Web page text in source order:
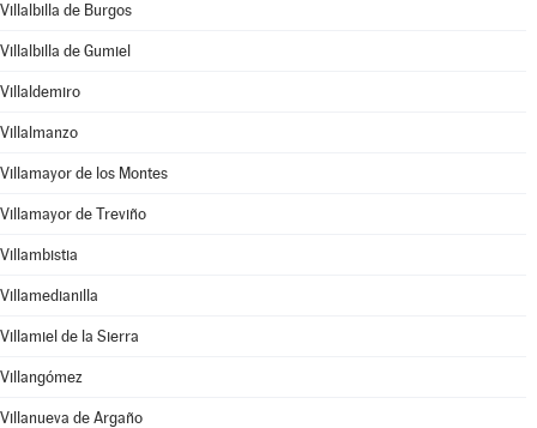
Villalbilla de Burgos
Villalbilla de Gumiel
Villaldemiro
Villalmanzo
Villamayor de los Montes
Villamayor de Treviño
Villambistia
Villamedianilla
Villamiel de la Sierra
Villangómez
Villanueva de Argaño